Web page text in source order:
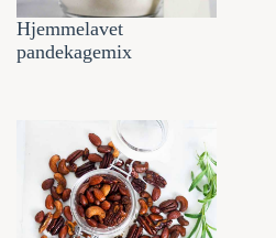
Hjemmelavet
pandekagemix